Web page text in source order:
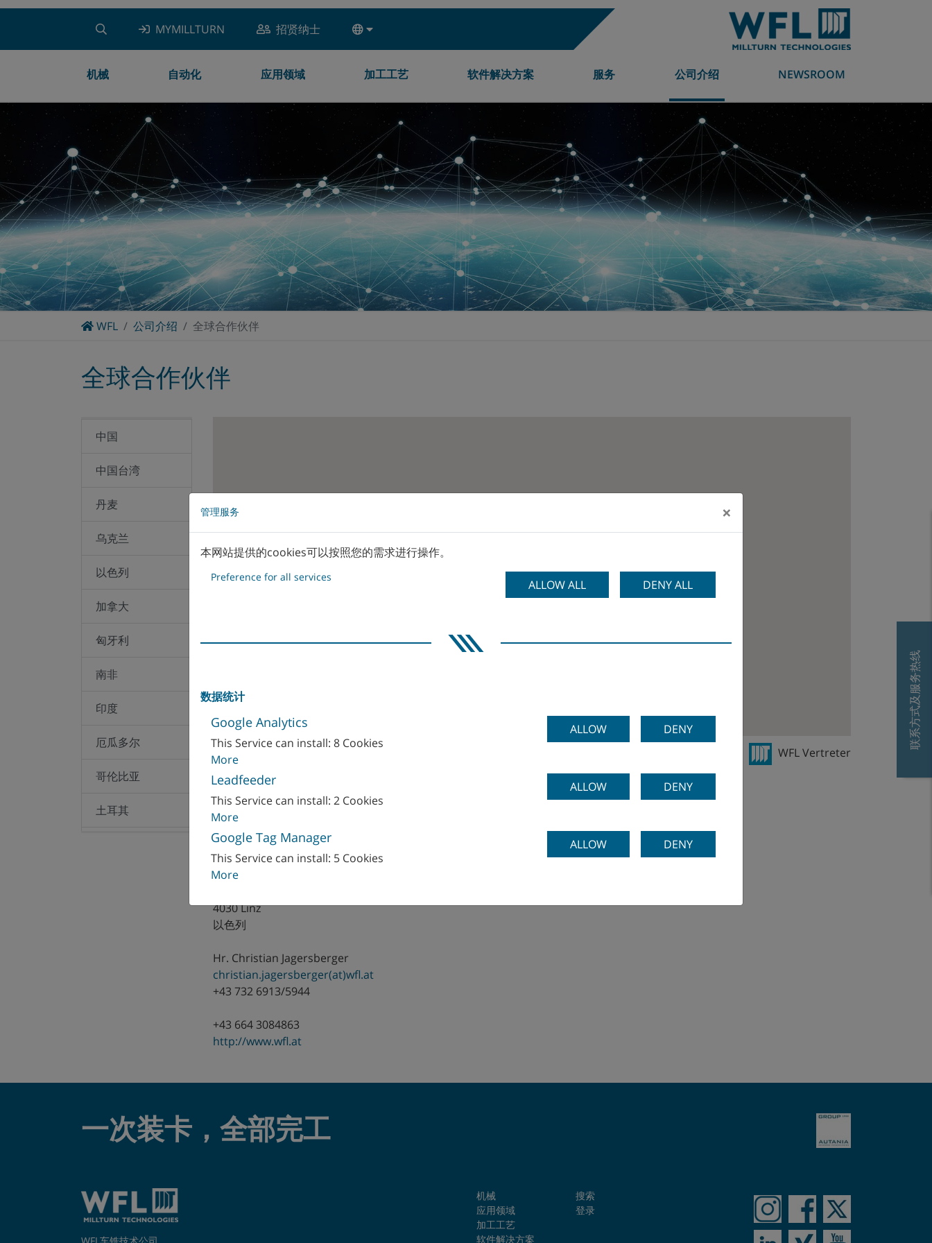
MYMILLTURN 招贤纳士
机械
车铣复合加工中心
车床
产品优势
二手机床
MILLTURN 可在短时间内提供
车铣复合加工中心
自动化
龙门机械手
机器人单元
多重链接
移动机器人自动化
抓取器系统
附加站
工件库
合同制造
应用领域
航空航天领域
汽车工业领域
印刷机械领域
能源技术领域
液压与气动领域
塑料机械领域
油气领域
曲轴加工领域
工程机械领域
应用领域
加工工艺
加工技术
测量技术
增材制造
加工技术
软件解决方案
编程 & 仿真
生产
MYWFL
服务
WFL客户服务
培训
TOOLING SOLUTIONS
MANUFACTURING SOLUTIONS
RETRO-FIT SOLUTIONS
MYMILLTURN
myMILLTURN
公司介绍
关于WFL
成功之路
全球合作伙伴
社会参与活动
视频
招贤纳士
销售办公室
全球合作伙伴
NEWSROOM
新闻
WFL TECTALK
WFL视  觉
新闻
联系方式及服务热线
WFLHome公司介绍 全球合作伙伴
全球合作伙伴
中国
中国台湾
丹麦
乌克兰
以色列
加拿大
匈牙利
南非
印度
厄瓜多尔
哥伦比亚
土耳其
挪威
捷克
新西兰
WFL Vertreter
WFL Millturn Technologies GmbH & Co. KG
4030 Linz
以色列
Hr. Christian Jagersberger
christian.jagersberger(at)wfl.at
+43 732 6913/5944
+43 664 3084863
http://www.wfl.at
一次装卡，全部完工
机械
应用领域
加工工艺
软件解决方案
搜索
登录
管理服务 ×
本网站提供的cookies可以按照您的需求进行操作。
Preference for all services
ALLOW ALL DENY ALL
数据统计
Google Analytics
This Service can install: 8 Cookies
More
ALLOW DENY
Leadfeeder
This Service can install: 2 Cookies
More
ALLOW DENY
Google Tag Manager
This Service can install: 5 Cookies
More
ALLOW DENY